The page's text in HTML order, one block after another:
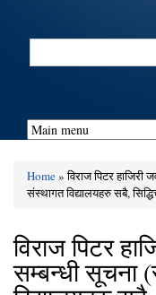
Search
You are here
Home» विराज पिटर हाजिरी
संस्थागत विद्यालयहरु सबै,
विराज पिटर
सम्बन्धी सूचना